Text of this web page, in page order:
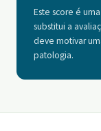
Este score é
substitui a
deve motivar
patologia.